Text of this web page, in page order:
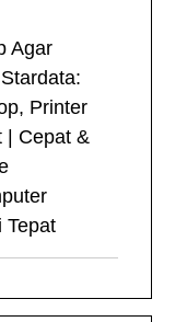
Agar
Printer
| Cepat &
Tepat